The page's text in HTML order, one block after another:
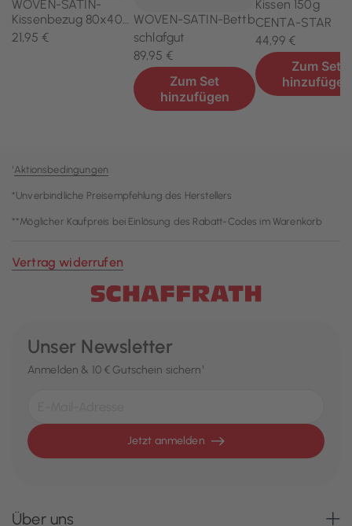
¹Aktionsbedingungen
*Unverbindliche Preisempfehlung des Herstellers
**Möglicher Kaufpreis bei Einlösung des Rabatt-Codes im Warenkorb
Vertrag widerrufen
Unser Newsletter
Anmelden & 10 € Gutschein sichern¹
Jetzt anmelden
Über uns